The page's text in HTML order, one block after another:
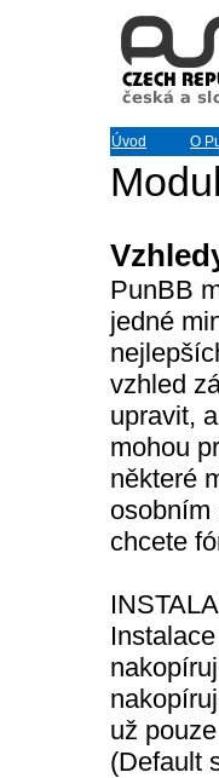
Úvod O
PunBB
jedné
vzhled
upravit,
mohou
některé
osobním
chcete
už
(Default